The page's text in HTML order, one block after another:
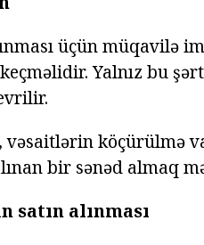
üçün müqavilə
Yalnız bu
köçürülmə
bir sənəd almaq
alınması